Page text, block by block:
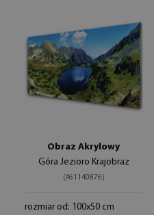
Obraz Akrylowy
Góra Jezioro Krajobraz
(#61140876)
rozmiar od: 100x50 cm